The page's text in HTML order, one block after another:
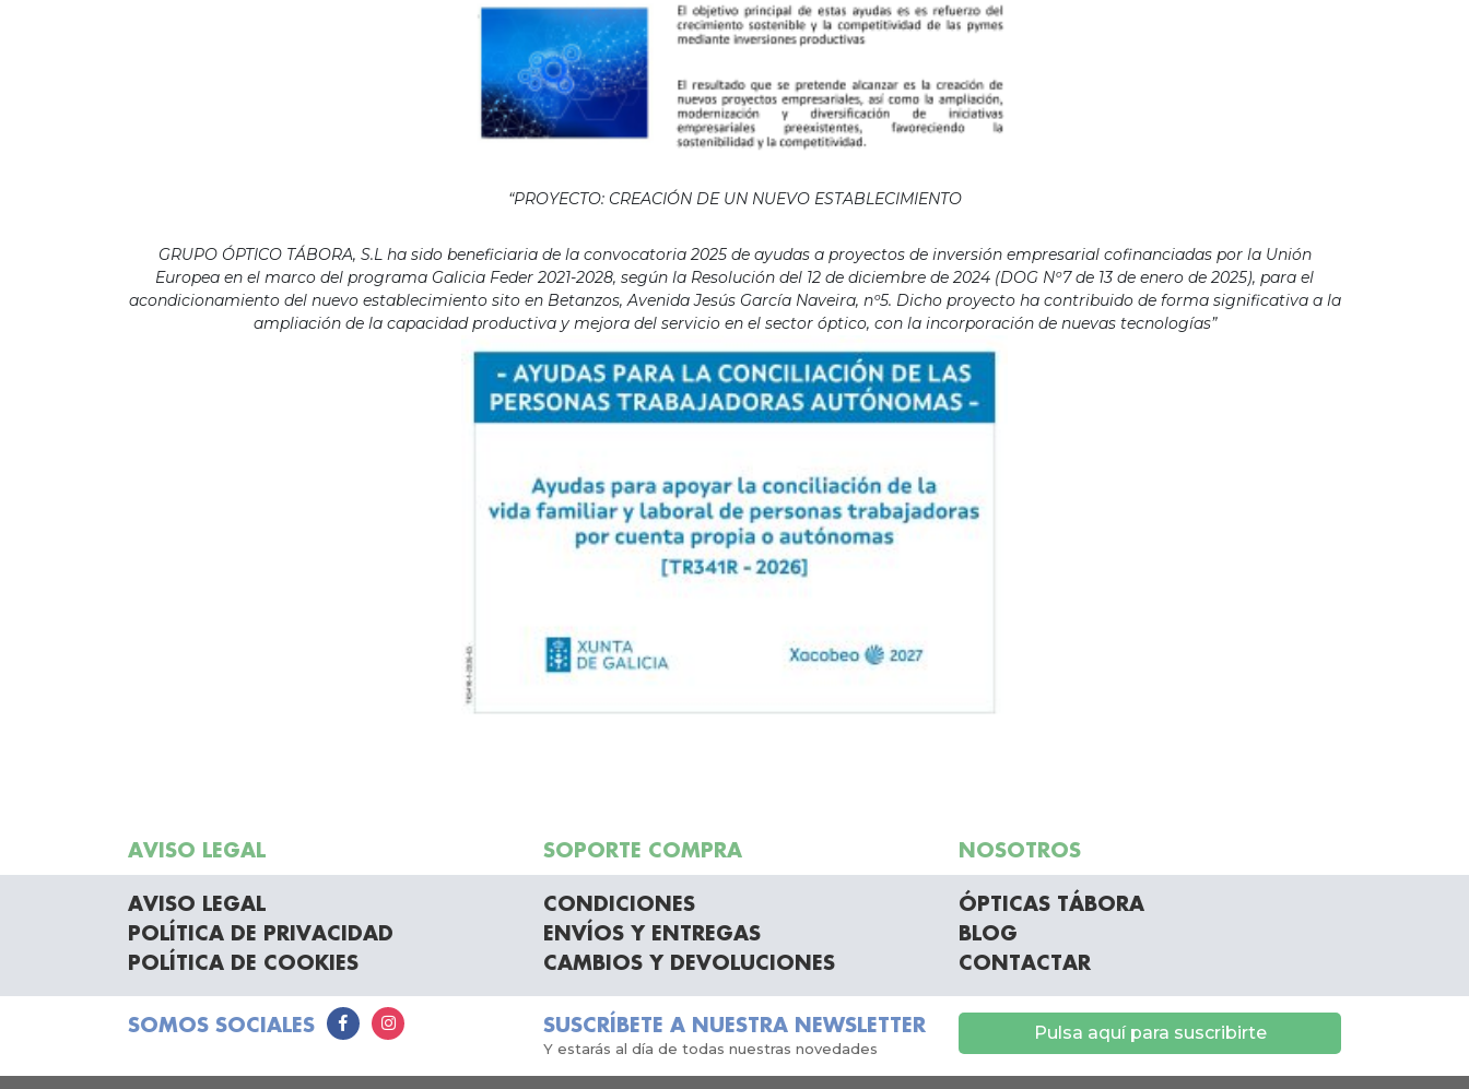
“PROYECTO: CREACIÓN DE UN NUEVO ESTABLECIMIENTO
GRUPO ÓPTICO TÁBORA, S.L ha sido beneficiaria de la convocatoria 2025 de ayudas a proyectos de inversión empresarial cofinanciadas por la Unión
Europea en el marco del programa Galicia Feder 2021-2028, según la Resolución del 12 de diciembre de 2024 (DOG Nº7 de 13 de enero de 2025), para el
acondicionamiento del nuevo establecimiento sito en Betanzos, Avenida Jesús García Naveira, nº5. Dicho proyecto ha contribuido de forma significativa a la
ampliación de la capacidad productiva y mejora del servicio en el sector óptico, con la incorporación de nuevas tecnologías”
AVISO LEGAL SOPORTE COMPRA NOSOTROS
AVISO LEGAL
POLÍTICA DE PRIVACIDAD
POLÍTICA DE COOKIES
CONDICIONES
ENVÍOS Y ENTREGAS
CAMBIOS Y DEVOLUCIONES
ÓPTICAS TÁBORA
BLOG
CONTACTAR
SOMOS SOCIALES SUSCRÍBETE A NUESTRA NEWSLETTER
Y estarás al día de todas nuestras novedades
Pulsa aquí para suscribirte